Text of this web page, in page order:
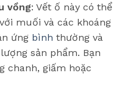
vồng: Vết ố này có thể
muối và các khoáng
ứng bình thường và
sản phẩm. Bạn
chanh, giấm hoặc